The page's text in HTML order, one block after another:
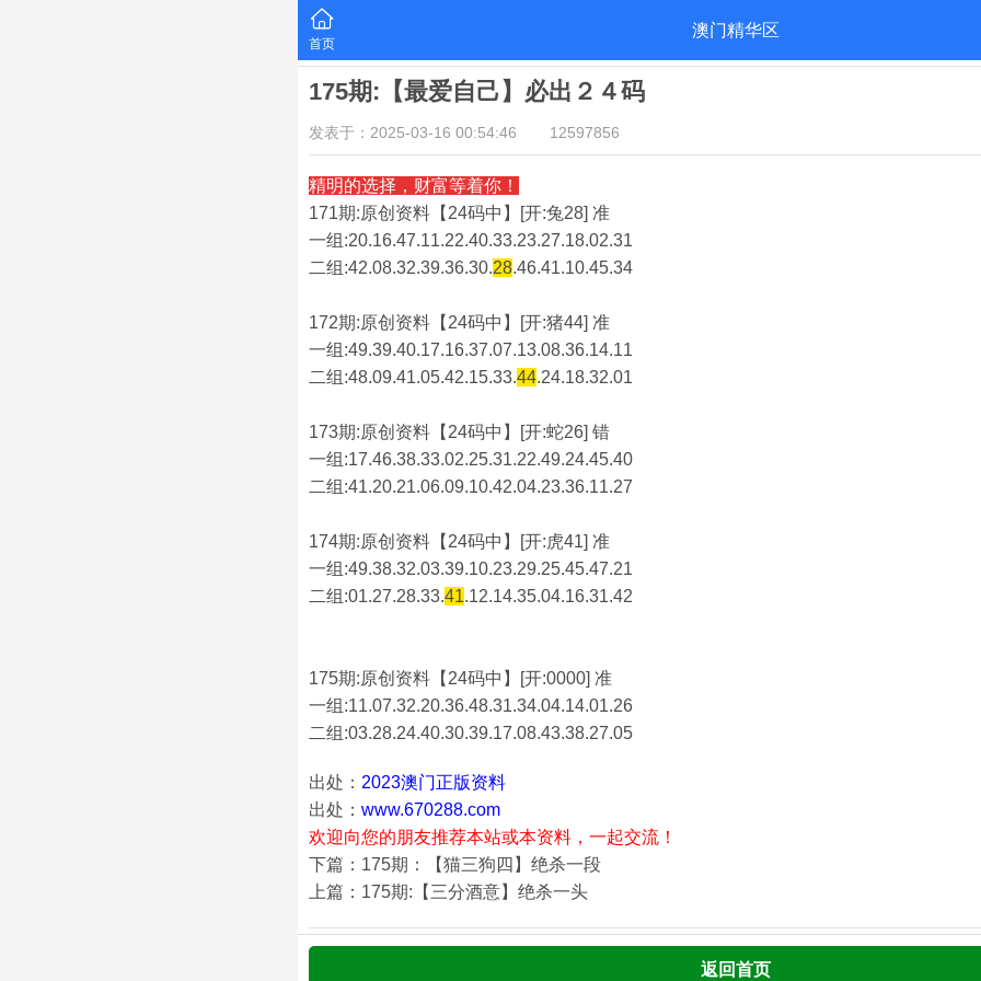
首页
澳门精华区
175期:【最爱自己】必出２４码
发表于：2025-03-16 00:54:46 12597856
精明的选择，财富等着你！
171期:原创资料【24码中】[开:兔28] 准
一组:20.16.47.11.22.40.33.23.27.18.02.31
二组:42.08.32.39.36.30.28.46.41.10.45.34
172期:原创资料【24码中】[开:猪44] 准
一组:49.39.40.17.16.37.07.13.08.36.14.11
二组:48.09.41.05.42.15.33.44.24.18.32.01
173期:原创资料【24码中】[开:蛇26] 错
一组:17.46.38.33.02.25.31.22.49.24.45.40
二组:41.20.21.06.09.10.42.04.23.36.11.27
174期:原创资料【24码中】[开:虎41] 准
一组:49.38.32.03.39.10.23.29.25.45.47.21
二组:01.27.28.33.41.12.14.35.04.16.31.42
175期:原创资料【24码中】[开:0000] 准
一组:11.07.32.20.36.48.31.34.04.14.01.26
二组:03.28.24.40.30.39.17.08.43.38.27.05
出处： 2023澳门正版资料
出处： www.670288.com
欢迎向您的朋友推荐本站或本资料，一起交流！
下篇：175期：【猫三狗四】绝杀一段
上篇：175期:【三分酒意】绝杀一头
返回首页